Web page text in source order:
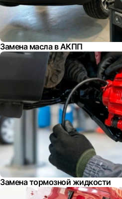
Замена масла в АКПП
Замена тормозной жидкости